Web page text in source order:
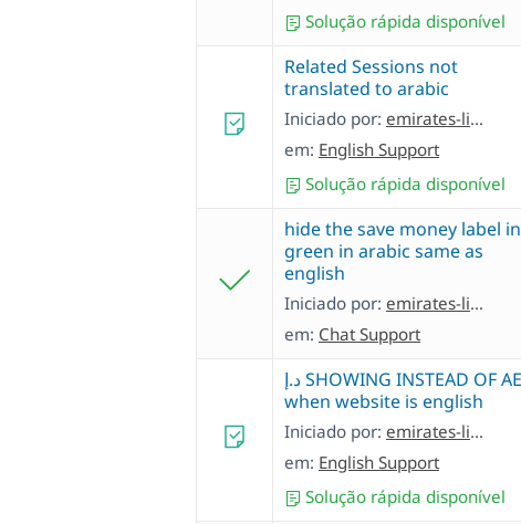
Solução rápida disponível
Related Sessions not
translated to arabic
Iniciado por: emirates-literatureF
em: English Support
Solução rápida disponível
hide the save money label in
green in arabic same as
english
Iniciado por: emirates-literatureF
em: Chat Support
د.إ SHOWING INSTEAD OF AED
when website is english
Iniciado por: emirates-literatureF
em: English Support
Solução rápida disponível